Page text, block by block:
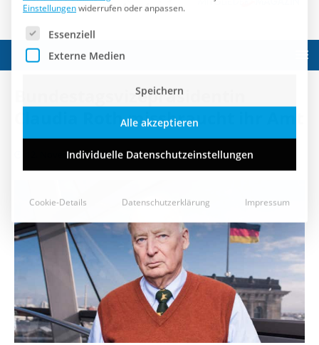
Bundestagsvizepräsidentin
Claudia Roth missbraucht ihr Amt
12. November 2019
Es folgt eine Liste der Service-Gruppen, für die eine
Externe Medien
Alle akzeptieren
Individuelle Datenschutzeinstellungen